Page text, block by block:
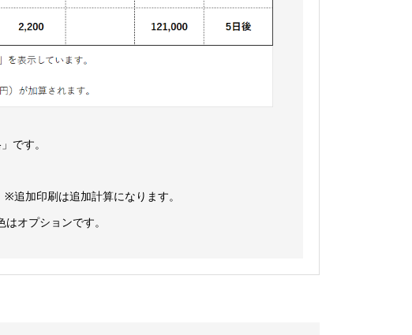
です。
加印刷は追加計算になります。
オプションです。